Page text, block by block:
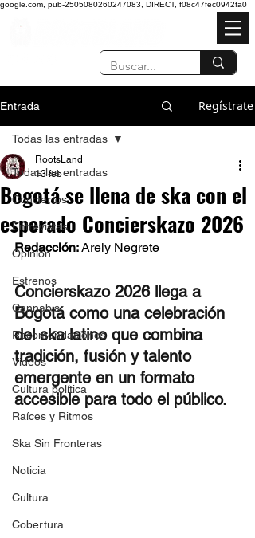
google.com, pub-2505080260247083, DIRECT, f08c47fec0942fa0
Entrada Regístrate
Todas las entradas
Conciertos
Entrevistas
Opinión
Estrenos
Cannabis
Recomendaciones
Videos
Cultura política
Raíces y Ritmos
Ska Sin Fronteras
Noticia
Cultura
Cobertura
Todas las entradas
Bogotá se llena de ska con el
esperado Concierskazo 2026
RootsLand
13 feb
Redacción: Arely Negrete
Concierskazo 2026 llega a
Bogotá como una celebración
del ska latino que combina
tradición, fusión y talento
emergente en un formato
accesible para todo el público.